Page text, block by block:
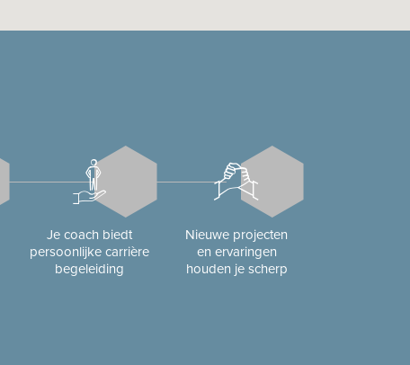
Je coach biedt
persoonlijke carrière
begeleiding
Nieuwe projecten
en ervaringen
houden je scherp